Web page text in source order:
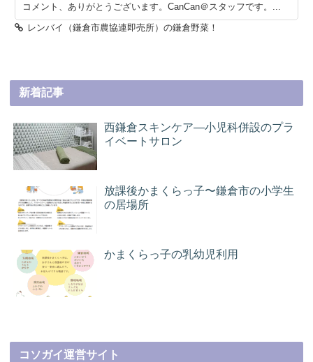
コメント、ありがとうございます。CanCan＠スタッフです。...
レンバイ（鎌倉市農協連即売所）の鎌倉野菜！
新着記事
西鎌倉スキンケア―小児科併設のプラ
イベートサロン
放課後かまくらっ子〜鎌倉市の小学生
の居場所
かまくらっ子の乳幼児利用
コソガイ運営サイト